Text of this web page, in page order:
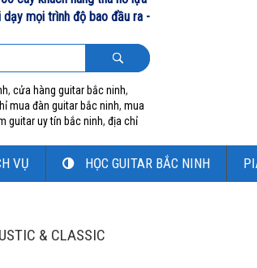
mọi trình độ bao đầu ra -
, cửa hàng guitar bắc ninh,
mua đàn guitar bắc ninh, mua
guitar uy tín bắc ninh, địa chỉ
VỤ HỌC GUITAR BẮC NINH
& CLASSIC